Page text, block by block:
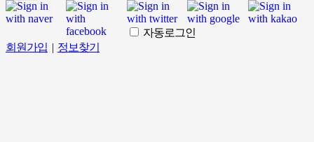
자동로그인
회원가입 | 정보찾기